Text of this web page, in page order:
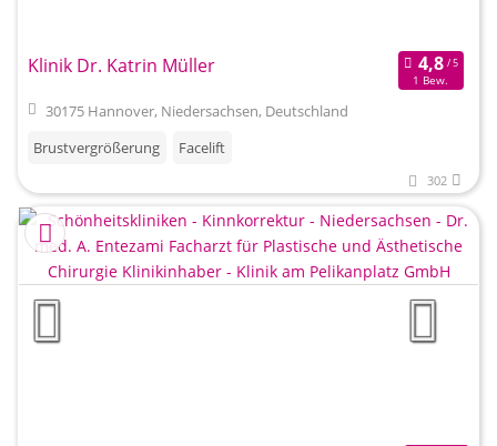
Klinik Dr. Katrin Müller
1 Bew.
30175 Hannover, Niedersachsen, Deutschland
Brustvergrößerung
Facelift
302